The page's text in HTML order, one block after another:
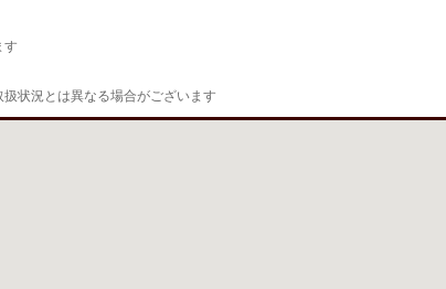
す
状況とは異なる場合がございます